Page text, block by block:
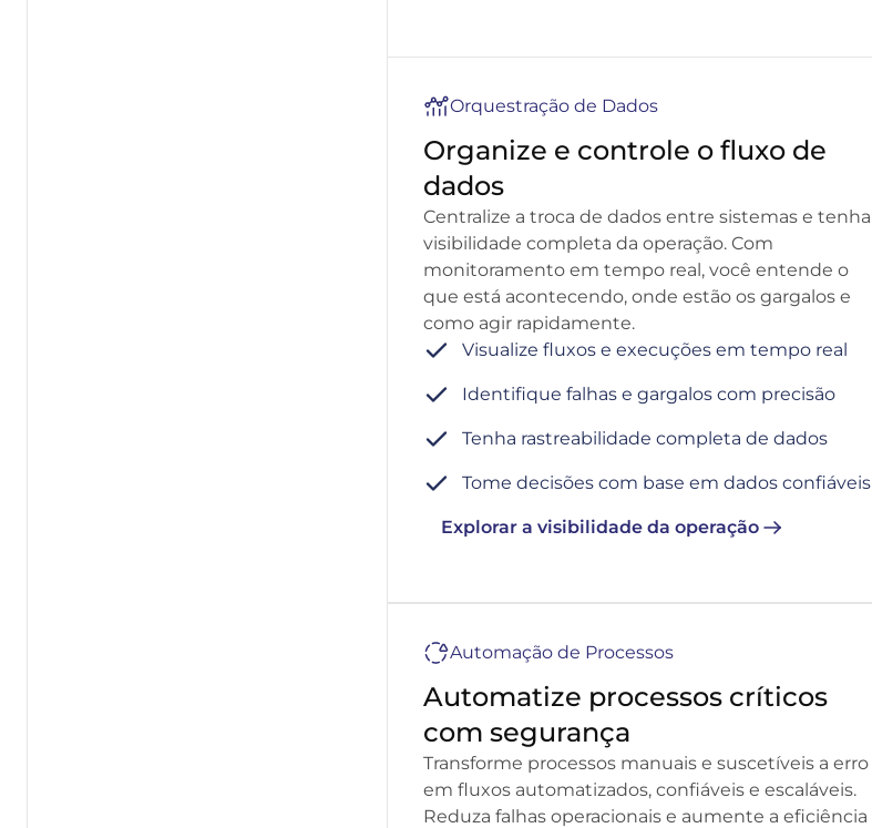
Orquestração de Dados
Organize e controle o fluxo de
dados
Centralize a troca de dados entre sistemas e tenha
visibilidade completa da operação. Com
monitoramento em tempo real, você entende o
que está acontecendo, onde estão os gargalos e
como agir rapidamente.
Visualize fluxos e execuções em tempo real
Identifique falhas e gargalos com precisão
Tenha rastreabilidade completa de dados
Tome decisões com base em dados confiáveis
Explorar a visibilidade da operação
Automação de Processos
Automatize processos críticos
com segurança
Transforme processos manuais e suscetíveis a erro
em fluxos automatizados, confiáveis e escaláveis.
Reduza falhas operacionais e aumente a eficiência